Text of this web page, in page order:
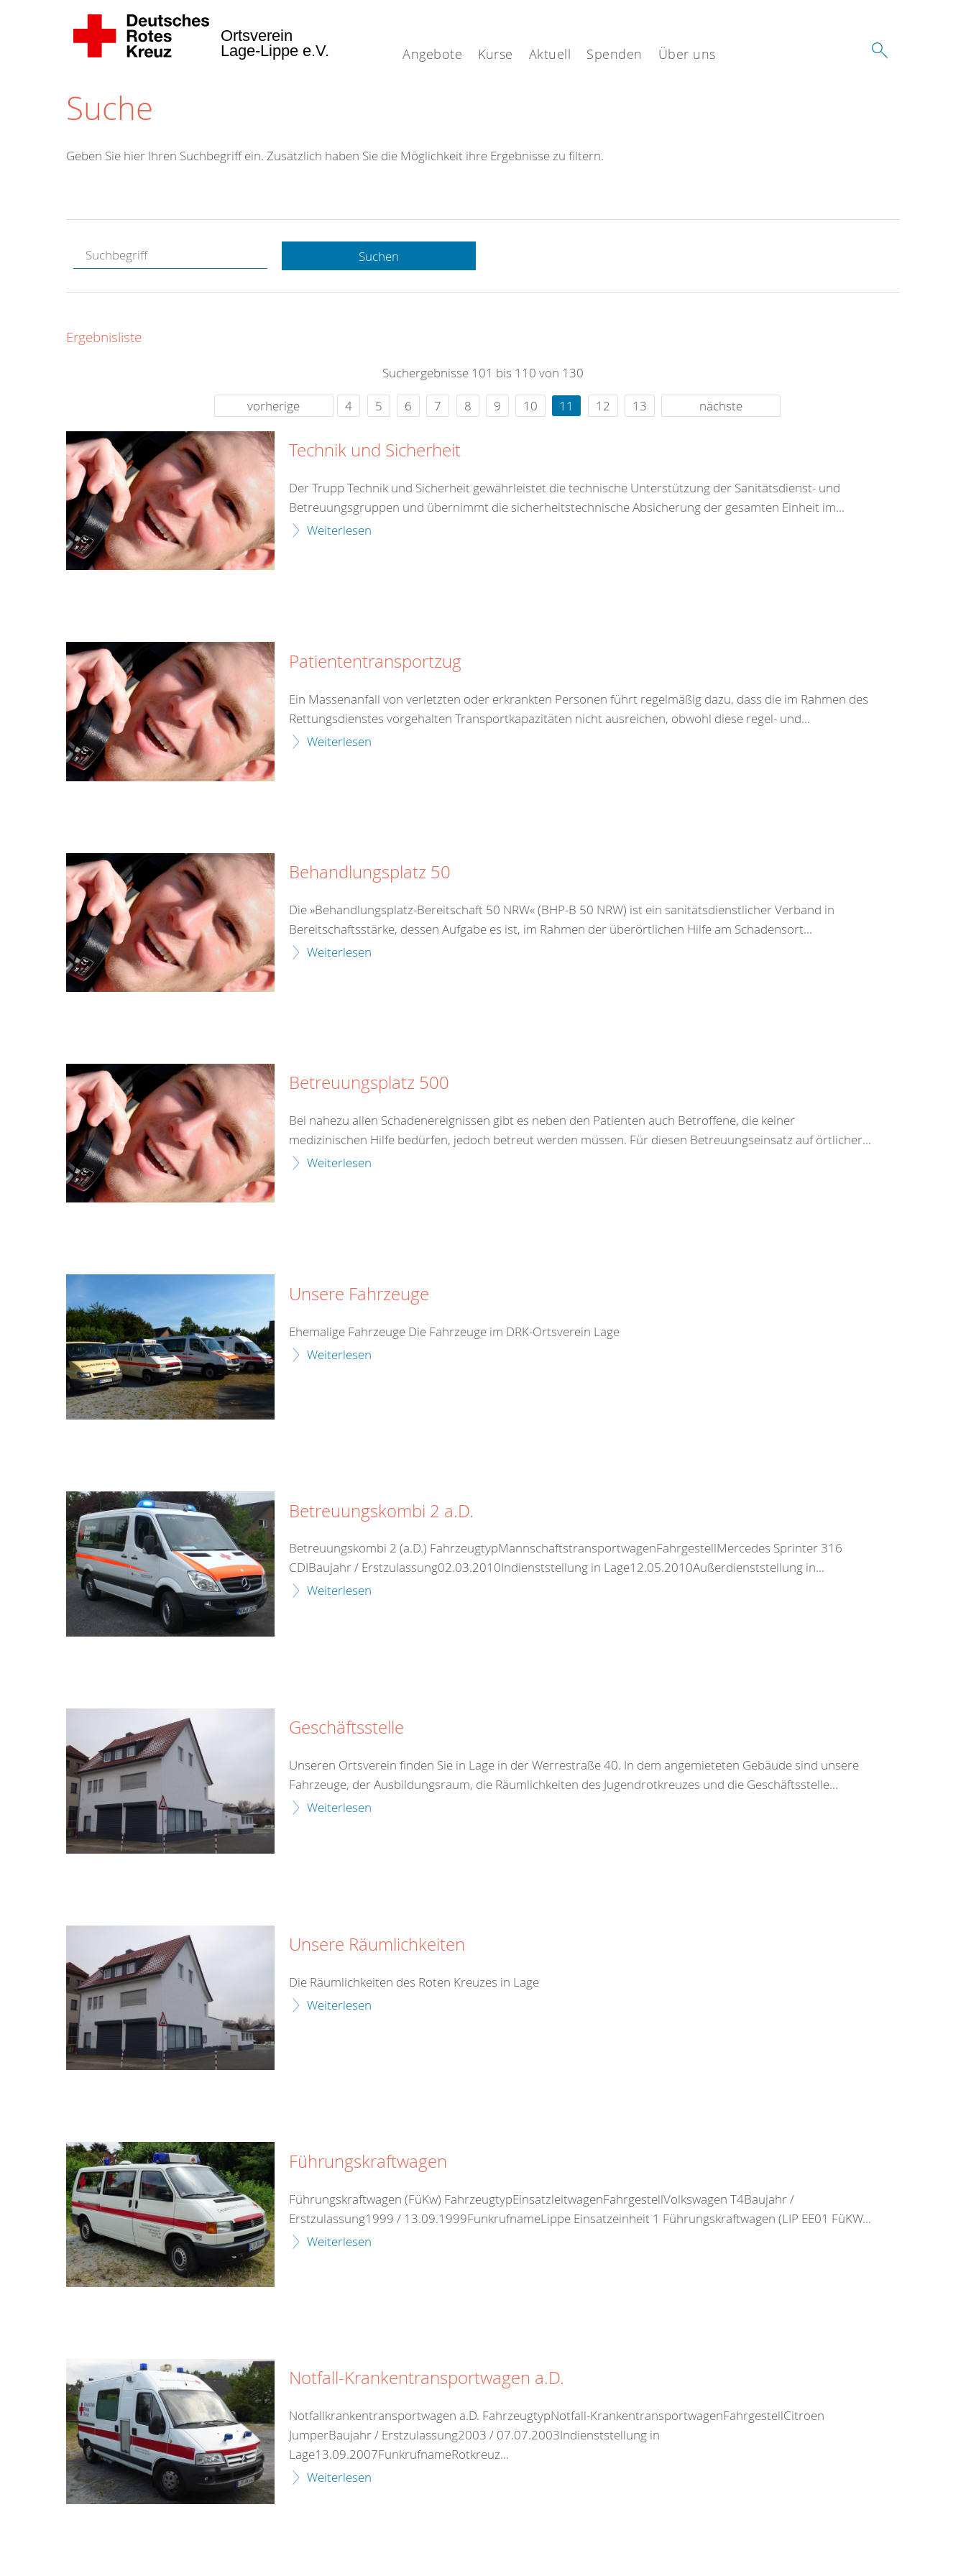
Angebote Kurse Aktuell Spenden Über uns
Ortsverein
Lage-Lippe e.V.
Suche
Hotline.
gerne.
rund um die Uhr
Geben Sie hier Ihren Suchbegriff ein. Zusätzlich haben Sie die Möglichkeit ihre Ergebnisse zu filtern.
Suchen
Ergebnisliste
Suchergebnisse 101 bis 110 von 130
vorherige
4 5 6 7 8 9 10 11 12 13 nächste
Technik und Sicherheit
Der Trupp Technik und Sicherheit gewährleistet die technische Unterstützung der Sanitätsdienst- und
Betreuungsgruppen und übernimmt die sicherheitstechnische Absicherung der gesamten Einheit im...
Weiterlesen
Patiententransportzug
Ein Massenanfall von verletzten oder erkrankten Personen führt regelmäßig dazu, dass die im Rahmen des
Rettungsdienstes vorgehalten Transportkapazitäten nicht ausreichen, obwohl diese regel- und...
Weiterlesen
Behandlungsplatz 50
Die »Behandlungsplatz-Bereitschaft 50 NRW« (BHP-B 50 NRW) ist ein sanitätsdienstlicher Verband in
Bereitschaftsstärke, dessen Aufgabe es ist, im Rahmen der überörtlichen Hilfe am Schadensort...
Weiterlesen
Betreuungsplatz 500
Bei nahezu allen Schadenereignissen gibt es neben den Patienten auch Betroffene, die keiner
medizinischen Hilfe bedürfen, jedoch betreut werden müssen. Für diesen Betreuungseinsatz auf örtlicher...
Weiterlesen
Unsere Fahrzeuge
Ehemalige Fahrzeuge Die Fahrzeuge im DRK-Ortsverein Lage
Weiterlesen
Betreuungskombi 2 a.D.
Betreuungskombi 2 (a.D.) FahrzeugtypMannschaftstransportwagenFahrgestellMercedes Sprinter 316
CDIBaujahr / Erstzulassung02.03.2010Indienststellung in Lage12.05.2010Außerdienststellung in...
Weiterlesen
Geschäftsstelle
Unseren Ortsverein finden Sie in Lage in der Werrestraße 40. In dem angemieteten Gebäude sind unsere
Fahrzeuge, der Ausbildungsraum, die Räumlichkeiten des Jugendrotkreuzes und die Geschäftsstelle...
Weiterlesen
Unsere Räumlichkeiten
Die Räumlichkeiten des Roten Kreuzes in Lage
Weiterlesen
Führungskraftwagen
Führungskraftwagen (FüKw) FahrzeugtypEinsatzleitwagenFahrgestellVolkswagen T4Baujahr /
Erstzulassung1999 / 13.09.1999FunkrufnameLippe Einsatzeinheit 1 Führungskraftwagen (LIP EE01 FüKW...
Weiterlesen
Notfall-Krankentransportwagen a.D.
Notfallkrankentransportwagen a.D. FahrzeugtypNotfall-KrankentransportwagenFahrgestellCitroen
JumperBaujahr / Erstzulassung2003 / 07.07.2003Indienststellung in
Lage13.09.2007FunkrufnameRotkreuz...
Weiterlesen